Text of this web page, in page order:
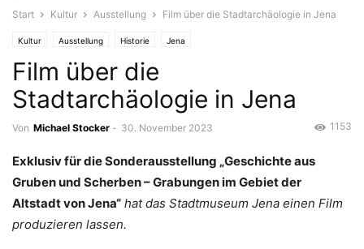
Start Kultur Ausstellung Film über die Stadtarchäologie in Jena
Kultur Ausstellung Historie Jena
Film über die
Stadtarchäologie in Jena
Von Michael Stocker - 30. November 2023 1153
Exklusiv für die Sonderausstellung „Geschichte aus
Gruben und Scherben – Grabungen im Gebiet der
Altstadt von Jena“ hat das Stadtmuseum Jena einen Film
produzieren lassen.